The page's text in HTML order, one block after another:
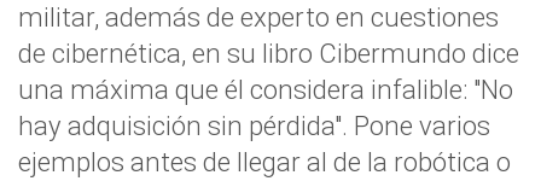
militar, además de experto en cuestiones
de cibernética, en su libro Cibermundo dice
una máxima que él considera infalible: "No
hay adquisición sin pérdida". Pone varios
ejemplos antes de llegar al de la robótica o